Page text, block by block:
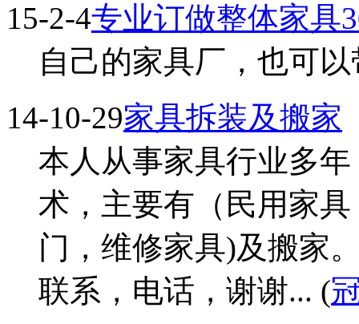
15-2-4专业订做整体家具
自己的家具厂，也可
14-10-29家具拆装及搬家
本人从事家具行业多
术，主要有（民用家
门，维修家具)及搬家
联系，电话，谢谢... (